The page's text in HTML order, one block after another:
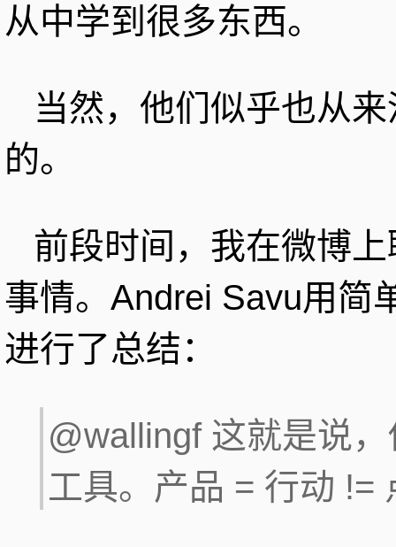
从中学到很多东西。
当然，他们似乎也从
的。
前段时间，我在微博
事情。Andrei Savu用简
进行了总结：
@wallingf 这就是说
工具。产品 = 行动 !=